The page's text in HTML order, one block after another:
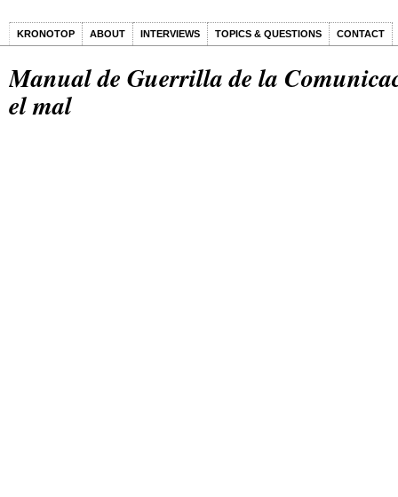
KRONOTOP ABOUT INTERVIEWS TOPICS & QUESTIONS CONTACT
Manual de Guerrilla de la
el mal